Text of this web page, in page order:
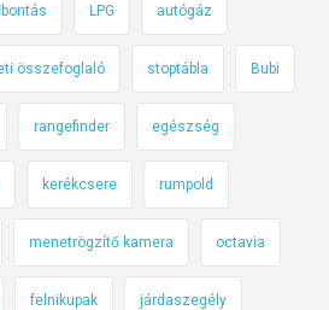
LPG autógáz
összefoglaló stoptábla Bubi
rangefinder egészség
kerékcsere rumpold
menetrögzítő kamera octavia
felnikupak járdaszegély